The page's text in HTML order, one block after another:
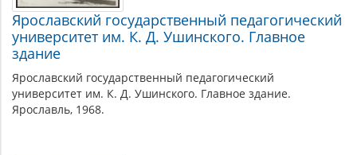
Ярославский государственный педагогический
университет им. К. Д. Ушинского. Главное
здание
Ярославский государственный педагогический
университет им. К. Д. Ушинского. Главное здание.
Ярославль, 1968.